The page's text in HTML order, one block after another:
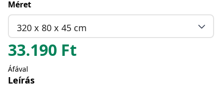
Méret
320 x 80 x 45 cm
33.190 Ft
Áfával
Leírás